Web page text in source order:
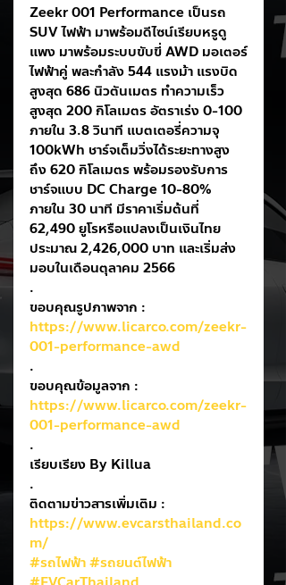
Zeekr 001 Performance เป็นรถ
SUV ไฟฟ้า มาพร้อมดีไซน์เรียบหรูดู
แพง มาพร้อมระบบขับขี่ AWD มอเตอร์
ไฟฟ้าคู่ พละกำลัง 544 แรงม้า แรงบิด
สูงสุด 686 นิวตันเมตร ทำความเร็ว
สูงสุด 200 กิโลเมตร อัตราเร่ง 0-100
ภายใน 3.8 วินาที แบตเตอรี่ความจุ
100kWh ชาร์จเต็มวิ่งได้ระยะทางสูง
ถึง 620 กิโลเมตร พร้อมรองรับการ
ชาร์จแบบ DC Charge 10-80%
ภายใน 30 นาที มีราคาเริ่มต้นที่
62,490 ยูโรหรือแปลงเป็นเงินไทย
ประมาณ 2,426,000 บาท และเริ่มส่ง
มอบในเดือนตุลาคม 2566
.
ขอบคุณรูปภาพจาก :
https://www.licarco.com/zeekr-
001-performance-awd
.
ขอบคุณข้อมูลจาก :
https://www.licarco.com/zeekr-
001-performance-awd
.
เรียบเรียง By Killua
.
ติดตามข่าวสารเพิ่มเติม :
https://www.evcarsthailand.co
m/
#รถไฟฟ้า#รถยนต์ไฟฟ้า